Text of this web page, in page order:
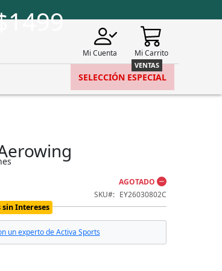
Mi Cuenta Mi Carrito
SELECCIÓN ESPECIAL
AGOTADO
SKU
EY26030802C
sin Intereses
un experto de Activa Sports